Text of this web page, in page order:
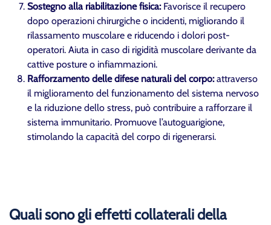
Sostegno alla riabilitazione fisica: Favorisce il recupero
dopo operazioni chirurgiche o incidenti, migliorando il
rilassamento muscolare e riducendo i dolori post-
operatori. Aiuta in caso di rigidità muscolare derivante da
cattive posture o infiammazioni.
Rafforzamento delle difese naturali del corpo:attraverso
il miglioramento del funzionamento del sistema nervoso
e la riduzione dello stress, può contribuire a rafforzare il
sistema immunitario. Promuove l’autoguarigione,
stimolando la capacità del corpo di rigenerarsi.
Quali sono gli effetti collaterali della